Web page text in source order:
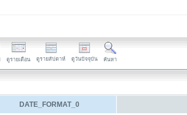
ดูรายเดือน ดูรายสัปดาห์ ดูวันปัจจุบัน ค้นหา
DATE_FORMAT_0